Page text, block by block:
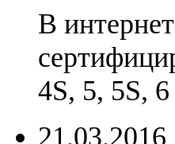
В
4S, 5, 5S,
21.03.2016